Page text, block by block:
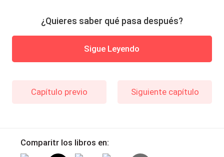
¿Quieres saber qué pasa después?
Sigue Leyendo
Capítulo previo Siguiente capítulo
Comparitr los libros en: